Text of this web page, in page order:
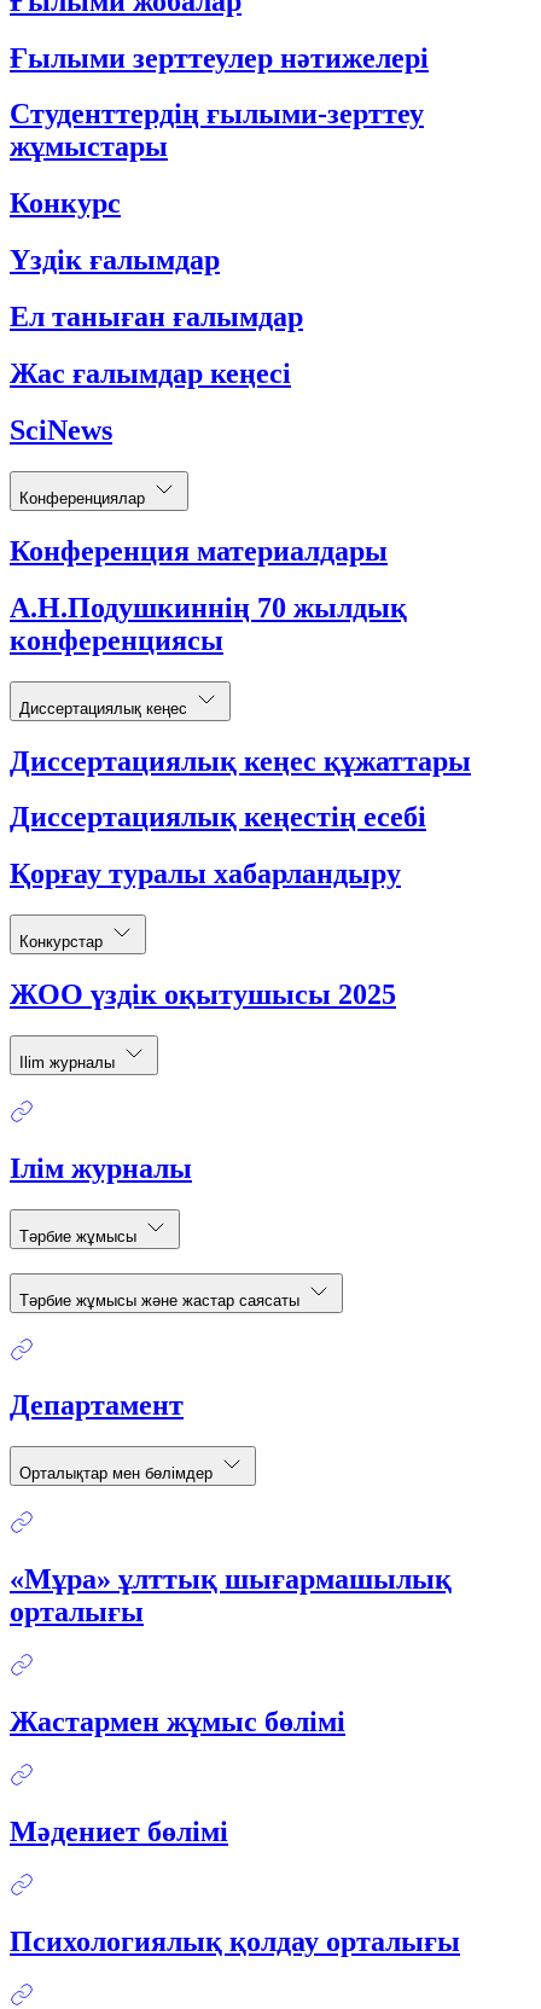
Ғылыми зерттеулер нәтижелері
Студенттердің ғылыми-зерттеу
жұмыстары
Конкурс
Үздік ғалымдар
Ел таныған ғалымдар
Жас ғалымдар кеңесі
SciNews
Конференциялар
Конференция материалдары
А.Н.Подушкиннің 70 жылдық
конференциясы
Диссертациялық кеңес
Диссертациялық кеңес құжаттары
Диссертациялық кеңестің есебі
Қорғау туралы хабарландыру
Конкурстар
ЖОО үздік оқытушысы 2025
Ilim журналы
Ілім журналы
Тәрбие жұмысы
Тәрбие жұмысы және жастар саясаты
Департамент
Орталықтар мен бөлімдер
«Мұра» ұлттық шығармашылық
орталығы
Жастармен жұмыс бөлімі
Мәдениет бөлімі
Психологиялық қолдау орталығы